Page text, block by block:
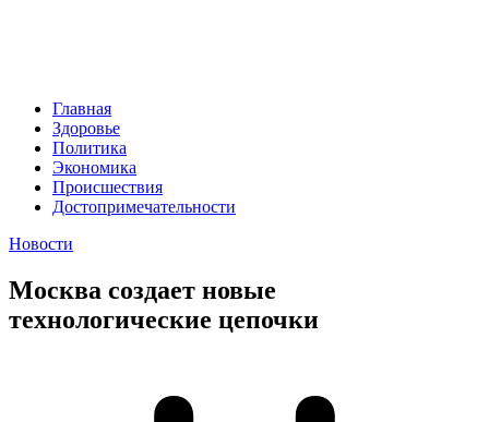
Главная
Здоровье
Политика
Экономика
Происшествия
Достопримечательности
Новости
Москва создает новые
технологические цепочки